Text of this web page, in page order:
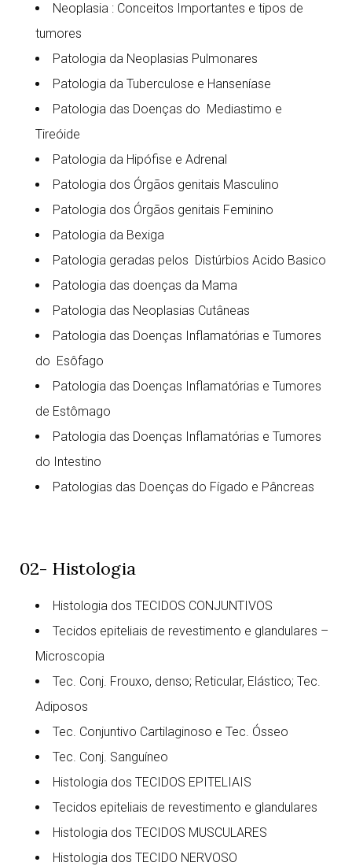
Neoplasia : Conceitos Importantes e tipos de
tumores
Patologia da Neoplasias Pulmonares
Patologia da Tuberculose e Hanseníase
Patologia das Doenças do Mediastimo e
Tireóide
Patologia da Hipófise e Adrenal
Patologia dos Órgãos genitais Masculino
Patologia dos Órgãos genitais Feminino
Patologia da Bexiga
Patologia geradas pelos Distúrbios Acido Basico
Patologia das doenças da Mama
Patologia das Neoplasias Cutâneas
Patologia das Doenças Inflamatórias e Tumores
do Esôfago
Patologia das Doenças Inflamatórias e Tumores
de Estômago
Patologia das Doenças Inflamatórias e Tumores
do Intestino
Patologias das Doenças do Fígado e Pâncreas
02- Histologia
Histologia dos TECIDOS CONJUNTIVOS
Tecidos epiteliais de revestimento e glandulares –
Microscopia
Tec. Conj. Frouxo, denso; Reticular, Elástico; Tec.
Adiposos
Tec. Conjuntivo Cartilaginoso e Tec. Ósseo
Tec. Conj. Sanguíneo
Histologia dos TECIDOS EPITELIAIS
Tecidos epiteliais de revestimento e glandulares
Histologia dos TECIDOS MUSCULARES
Histologia dos TECIDO NERVOSO